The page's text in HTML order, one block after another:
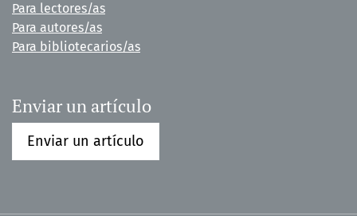
Para lectores/as
Para autores/as
Para bibliotecarios/as
Enviar un artículo
Enviar un artículo